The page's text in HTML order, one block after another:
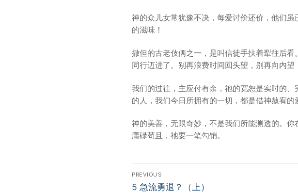
神的众儿女常犹豫不决，每爱讨价还价，他们
的滋味！
撒但的古老伎俩之一，是叫信徒手扶着犁往后
同行迈进了。别再浪费时间回头望，别再向内望
我们的过往，主应付有余，祂的宽恕是实时的
的人，我们今日所拥有的一切，都是借神赦宥的
神的美善，无限奇妙，不是我们所能测透的。
庸碌苟且，祂要一笔勾销。
Post
PREVIOUS
Previous
5 急流勇退？（上）